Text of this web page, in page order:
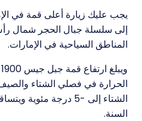
يجب عليك زيارة أعلى قمة في
إلى سلسلة جبال الحجر شمال
المناطق السياحية في الإمارات.
الحرارة في فصلي الشتاء
الشتاء إلى -5 درجة
السنة.